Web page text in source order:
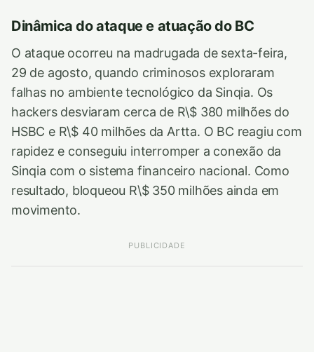
Dinâmica do ataque e atuação do BC
O ataque ocorreu na madrugada de sexta-feira,
29 de agosto, quando criminosos exploraram
falhas no ambiente tecnológico da Sinqia. Os
hackers desviaram cerca de R\$ 380 milhões do
HSBC e R\$ 40 milhões da Artta. O BC reagiu com
rapidez e conseguiu interromper a conexão da
Sinqia com o sistema financeiro nacional. Como
resultado, bloqueou R\$ 350 milhões ainda em
movimento.
PUBLICIDADE